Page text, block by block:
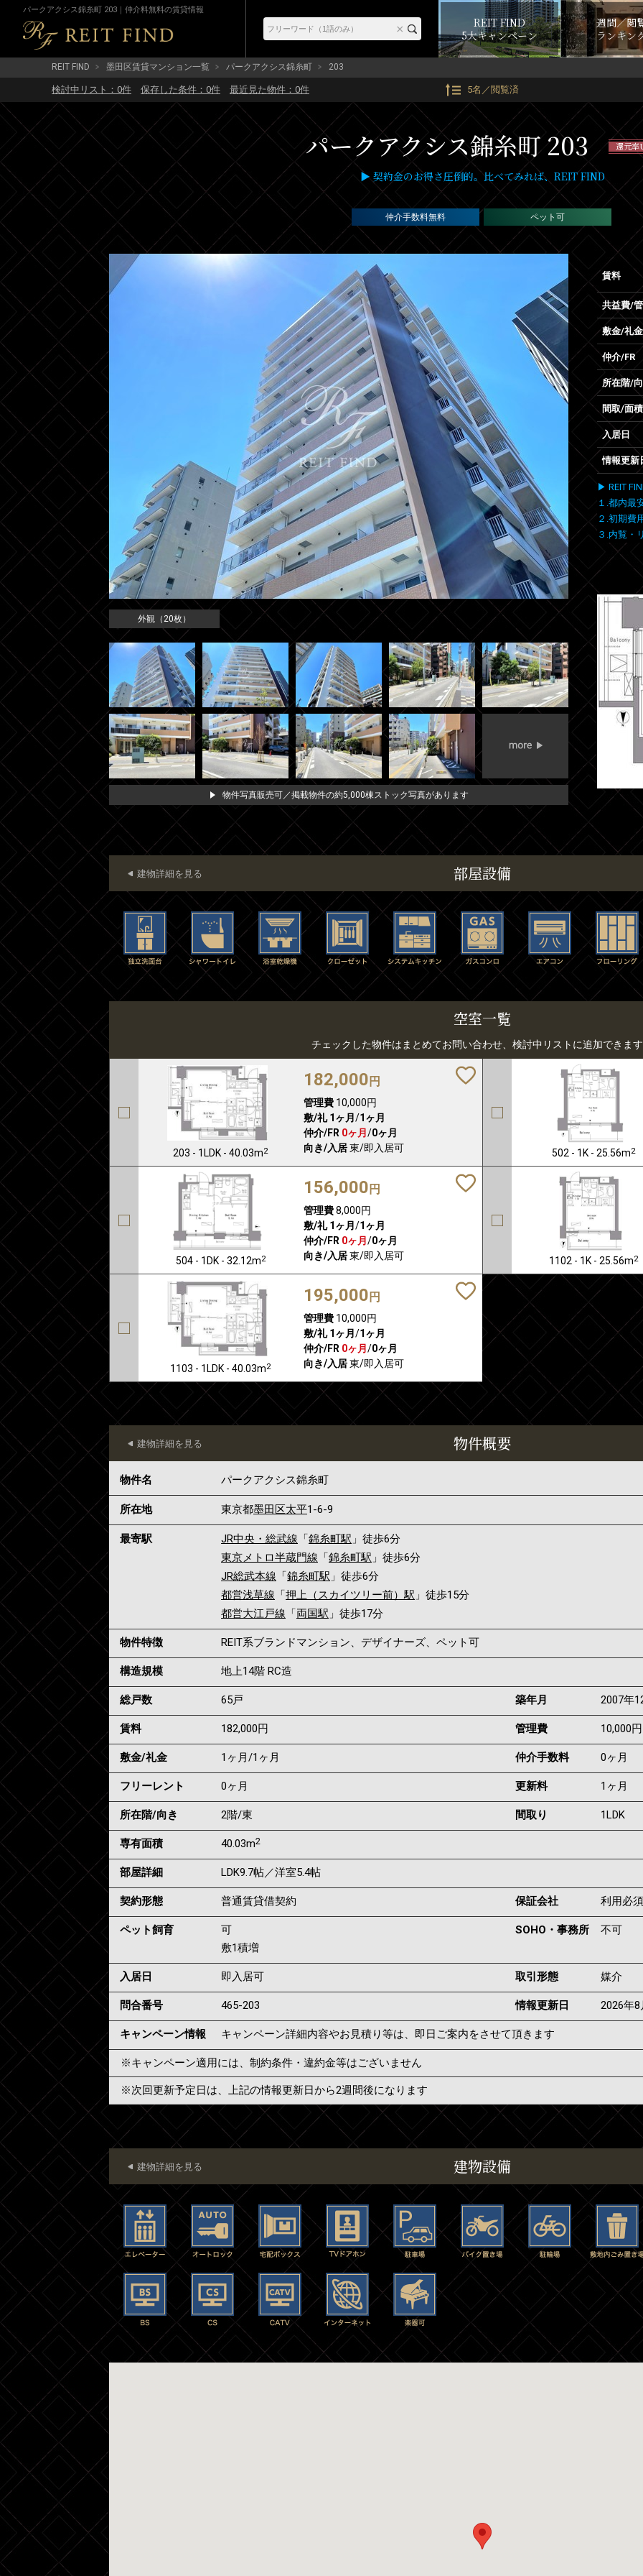
パークアクシス錦糸町 203｜仲介料無料の賃貸情報
REIT FIND
5大キャンペーン
週間／閲
ランキン
REIT FIND 墨田区賃貸マンション一覧 パークアクシス錦糸町 203
検討中リスト： 0件 保存した条件： 0件 最近見た物件： 0件 5名／閲覧済
パークアクシス錦糸町 203 還元率
▶ 契約金のお得さ圧倒的。比べてみれば、REIT FIND
仲介手数料無料 ペット可
外観（20枚）
物件写真販売可／掲載物件の約5,000棟ストック写真があります
賃料
共益費/
敷金/礼金
仲介/FR
所在階/
間取/面積
入居日
情報更新
▶ REIT
１.都内最
２.初期費
３.内覧・
部屋設備
建物詳細を見る
空室一覧
チェックした物件はまとめてお問い合わせ、検討中リストに追加できま
203 - 1LDK - 40.03m2
182,000 円
管理費10,000円
敷/礼 1ヶ月 /1ヶ月
仲介/FR 0ヶ月 /0ヶ月
向き/入居東/即入居可 502 - 1K - 25.56m2
504 - 1DK - 32.12m2
156,000 円
管理費8,000円
敷/礼 1ヶ月 /1ヶ月
仲介/FR 0ヶ月 /0ヶ月
向き/入居東/即入居可 1102 - 1K - 25.56m2
1103 - 1LDK - 40.03m2
195,000 円
管理費10,000円
敷/礼 1ヶ月 /1ヶ月
仲介/FR 0ヶ月 /0ヶ月
向き/入居東/即入居可
物件概要
建物詳細を見る
物件名 パークアクシス錦糸町
所在地 東京都墨田区太平1-6-9
最寄駅 JR中央・総武線 「錦糸町駅 」徒歩6分
東京メトロ半蔵門線 「錦糸町駅 」徒歩6分
JR総武本線 「錦糸町駅 」徒歩6分
都営浅草線 「押上（スカイツリー前）駅 」徒歩15分
都営大江戸線 「両国駅 」徒歩17分
物件特徴 REIT系ブランドマンション、デザイナーズ、ペット可
構造規模 地上14階 RC造
総戸数 65戸 築年月 2007年
賃料 182,000円 管理費 10,000円
敷金/礼金 1ヶ月/1ヶ月 仲介手数料 0ヶ月
フリーレント 0ヶ月 更新料 1ヶ月
所在階/向き 2階/東 間取り 1LDK
専有面積 40.03m2
部屋詳細 LDK9.7帖／洋室5.4帖
契約形態 普通賃貸借契約 保証会社 利用必須
ペット飼育
可
敷1積増
SOHO・事務所 不可
入居日 即入居可 取引形態 媒介
問合番号 465-203 情報更新日 2026年
キャンペーン情報 キャンペーン詳細内容やお見積り等は、即日ご案内をさせて頂きます
※キャンペーン適用には、制約条件・違約金等はございません
※次回更新予定日は、上記の情報更新日から2週間後になります
建物設備
建物詳細を見る